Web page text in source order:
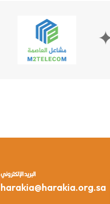
✦
البريد الإلكتروني
harakia@harakia.org.sa